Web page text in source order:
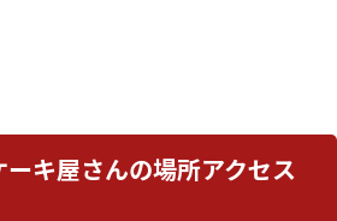
キ屋さんの場所アクセス